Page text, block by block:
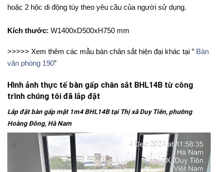
hoặc 2 hộc di động tùy theo yêu cầu của người sử dụng.
Kích thước: W1400xD500xH750 mm
>>>>> Xem thêm các mẫu bàn chân sắt hiện đại khác tại ” Bàn
văn phòng 190”
Hình ảnh thực tế bàn gấp chân sắt BHL14B từ công
trình chúng tôi đã lắp đặt
Lắp đặt bàn gấp mặt 1m4 BHL14B tại Thị xã Duy Tiên, phường
Hoàng Đông, Hà Nam